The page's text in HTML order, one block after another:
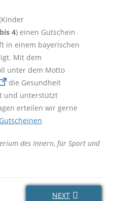
4) einen Gutschein
in einem bayerischen
Mit dem
unter dem Motto
die Gesundheit
und unterstützt
erteilen wir gerne
des Innern, für Sport und
NEXT